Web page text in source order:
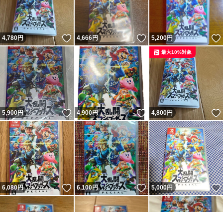
4,780円 いいね！
4,666円 いいね！
5,200円
5,900円 いいね！
4,900円 いいね！
4,800円
最大10%対象
6,080円 いいね！
6,100円 いいね！
5,000円